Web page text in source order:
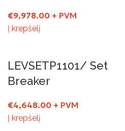
€9,978.00 + PVM
Į krepšelį
LEVSETP1101/ Set
Breaker
€4,648.00 + PVM
Į krepšelį